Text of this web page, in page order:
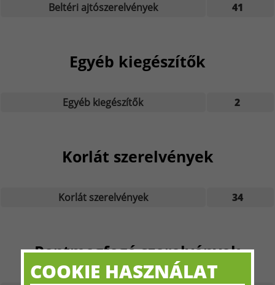
Beltéri ajtószerelvények 41
Egyéb kiegészítők
Egyéb kiegészítők 2
Korlát szerelvények
Korlát szerelvények 34
Pontmegfogó szerelvények
COOKIE HASZNÁLAT